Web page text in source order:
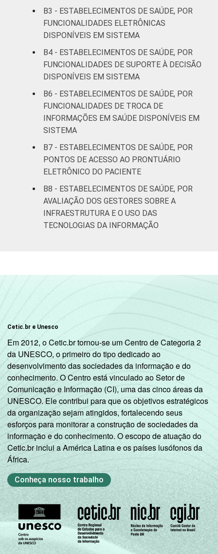
B3 - ESTABELECIMENTOS DE SAÚDE, POR
FUNCIONALIDADES ELETRÔNICAS
DISPONÍVEIS EM SISTEMA
B4 - ESTABELECIMENTOS DE SAÚDE, POR
FUNCIONALIDADES DE SUPORTE À DECISÃO
DISPONÍVEIS EM SISTEMA
B6 - ESTABELECIMENTOS DE SAÚDE, POR
FUNCIONALIDADES DE TROCA DE
INFORMAÇÕES EM SAÚDE DISPONÍVEIS EM
SISTEMA
B7 - ESTABELECIMENTOS DE SAÚDE, POR
PONTOS DE ACESSO AO PRONTUÁRIO
ELETRÔNICO DO PACIENTE
B8 - ESTABELECIMENTOS DE SAÚDE, POR
AVALIAÇÃO DOS GESTORES SOBRE A
INFRAESTRUTURA E O USO DAS
TECNOLOGIAS DA INFORMAÇÃO
Cetic.br e Unesco
Em 2012, o Cetic.br tornou-se um Centro de Categoria 2
da UNESCO, o primeiro do tipo dedicado ao
desenvolvimento das sociedades da informação e do
conhecimento. O Centro está vinculado ao Setor de
Comunicação e Informação (CI), uma das cinco áreas da
UNESCO. Ele contribui para que os objetivos estratégicos
da organização sejam atingidos, fortalecendo seus
esforços para monitorar a construção de sociedades da
informação e do conhecimento. O escopo de atuação do
Cetic.br inclui a América Latina e os países lusófonos da
África.
Conheça nosso trabalho